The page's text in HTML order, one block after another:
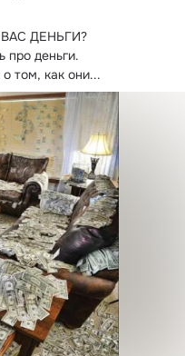
ДЕНЬГИ?
про деньги.
том, как они...